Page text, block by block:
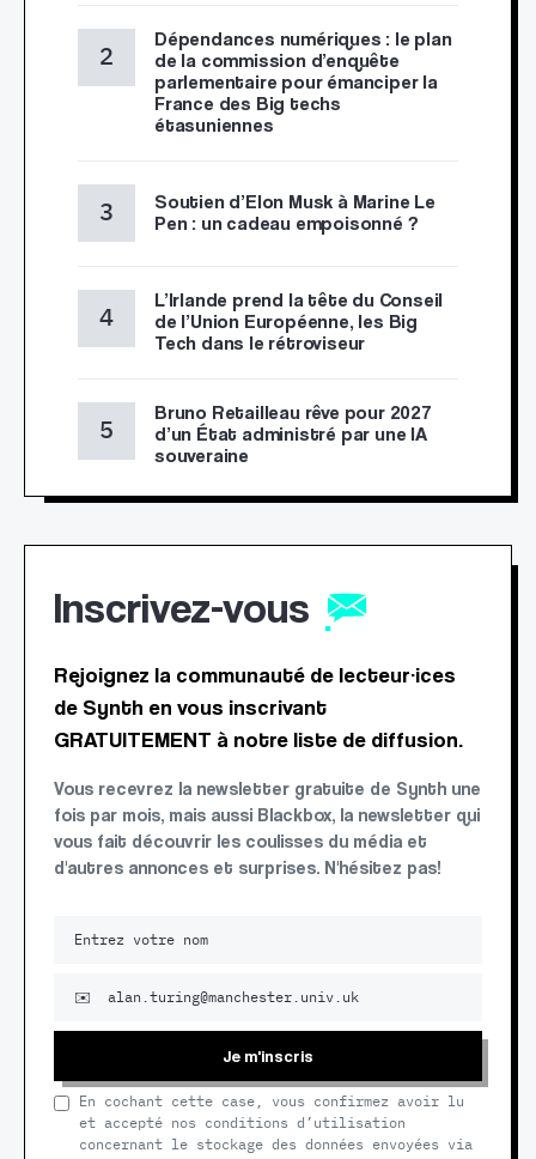
Dépendances numériques : le plan
de la commission d’enquête
parlementaire pour émanciper la
France des Big techs
étasuniennes
Soutien d’Elon Musk à Marine Le
Pen : un cadeau empoisonné ?
L’Irlande prend la tête du Conseil
de l’Union Européenne, les Big
Tech dans le rétroviseur
Bruno Retailleau rêve pour 2027
d’un État administré par une IA
souveraine
Inscrivez-vous
Rejoignez la communauté de lecteur·ices
de Synth en vous inscrivant
GRATUITEMENT à notre liste de diffusion.
Vous recevrez la newsletter gratuite de Synth une
fois par mois, mais aussi Blackbox, la newsletter qui
vous fait découvrir les coulisses du média et
d'autres annonces et surprises. N'hésitez pas!
Je m'inscris
En cochant cette case, vous confirmez avoir lu
et accepté nos conditions d’utilisation
concernant le stockage des données envoyées via